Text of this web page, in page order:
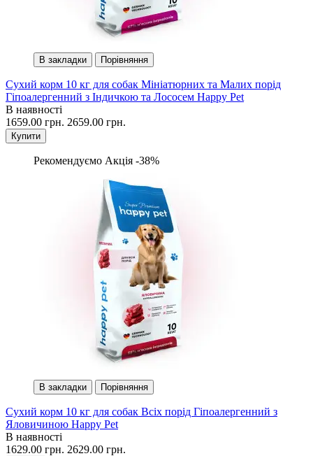
В закладки Порівняння
Сухий корм 10 кг для собак Мініатюрних та Малих порід
Гіпоалергенний з Індичкою та Лососем Happy Pet
В наявності
1659.00 грн. 2659.00 грн.
Купити
Рекомендуємо Акція -38%
В закладки Порівняння
Сухий корм 10 кг для собак Всіх порід Гіпоалергенний з
Яловичиною Happy Pet
В наявності
1629.00 грн. 2629.00 грн.